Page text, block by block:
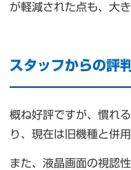
が軽減された点も、大
スタッフからの評判
概ね好評ですが、慣れ
り、現在は旧機種と併
また、液晶画面の視認